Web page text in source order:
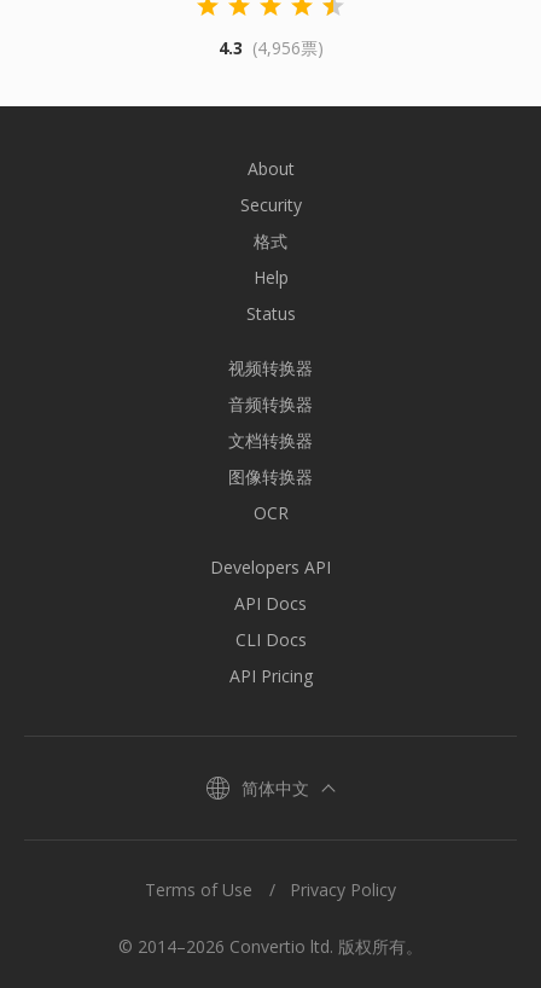
4.3 (4,956票)
About
Security
格式
Help
Status
视频转换器
音频转换器
文档转换器
图像转换器
OCR
Developers API
API Docs
CLI Docs
API Pricing
简体中文
© 2014–2026 Convertio ltd. 版权所有。
Terms of Use Privacy Policy